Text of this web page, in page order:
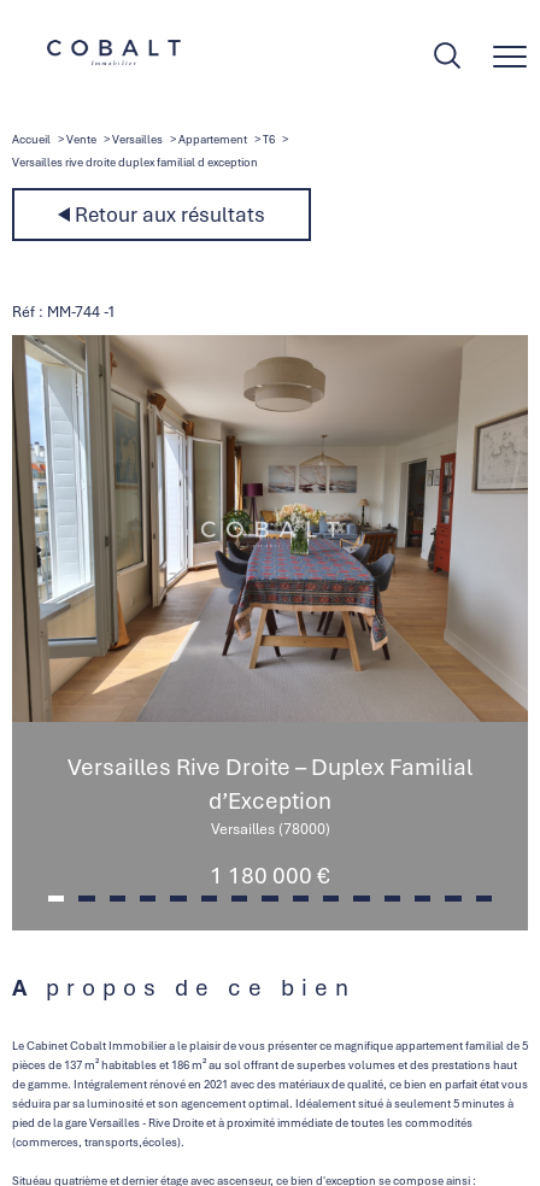
Accueil Vente Versailles Appartement
T6
Versailles rive droite duplex familial d exception
Retour aux résultats
Réf : MM-744 -1
Versailles Rive Droite – Duplex Familial
d’Exception
Versailles (78000)
1 180 000 €
A propos de ce bien
Le Cabinet Cobalt Immobilier a le plaisir de vous présenter ce magnifique appartement familial de 5
pièces de 137 m² habitables et 186 m² au sol offrant de superbes volumes et des prestations haut
de gamme. Intégralement rénové en 2021 avec des matériaux de qualité, ce bien en parfait état vous
séduira par sa luminosité et son agencement optimal. Idéalement situé à seulement 5 minutes à
pied de la gare Versailles - Rive Droite et à proximité immédiate de toutes les commodités
(commerces, transports,écoles).
Situéau quatrième et dernier étage avec ascenseur, ce bien d'exception se compose ainsi :